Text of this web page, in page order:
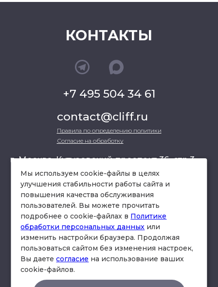
КОНТАКТЫ
+7 495 504 34 61
contact@cliff.ru
Правила по определению политики
Согласие на обработку
г. Москва, Кутузовский проспект 36, стр.3 ,
офис 301
схема проезда
© Юридическая фирма «Клифф».
Мы используем cookie-файлы в целях
улучшения стабильности работы сайта и
повышения качества обслуживания
пользователей. Вы можете прочитать
подробнее о cookie-файлах в Политике
обработки персональных данных или
изменить настройки браузера. Продолжая
пользоваться сайтом без изменения настроек,
Вы даетесогласие на использование ваших
cookie-файлов.